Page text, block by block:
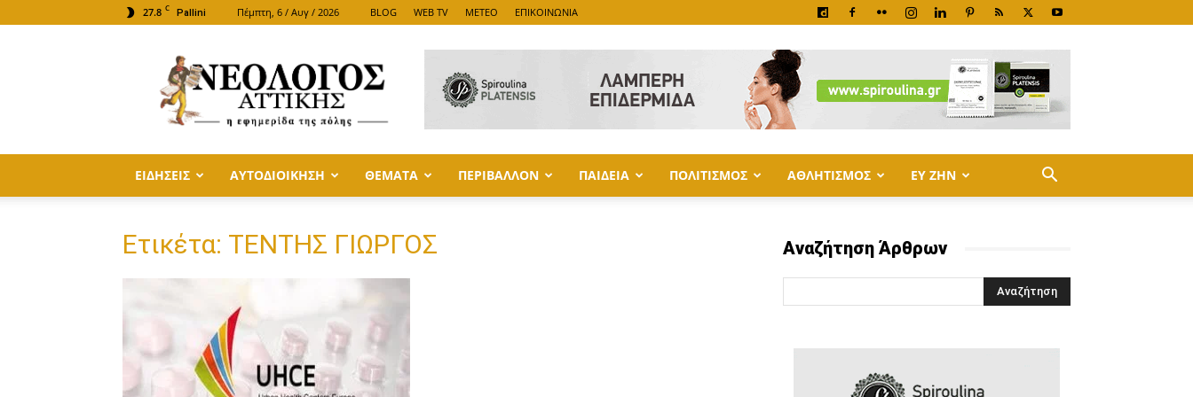
27.8 C Pallini Πέμπτη, 6 / Αυγ / 2026 BLOG WEB TV METEO ΕΠΙΚΟΙΝΩΝΙΑ
ΑΤΤΙΚΗΣ
ΕΙΔΗΣΕΙΣ ΑΥΤΟΔΙΟΙΚΗΣΗ ΘΕΜΑΤΑ ΠΕΡΙΒΑΛΛΟΝ ΠΑΙΔΕΙΑ ΠΟΛΙΤΙΣΜΟΣ ΑΘΛΗΤΙΣΜΟΣ ΕΥ ΖΗΝ
Ετικέτα: ΤΕΝΤΗΣ ΓΙΩΡΓΟΣ Αναζήτηση Άρθρων